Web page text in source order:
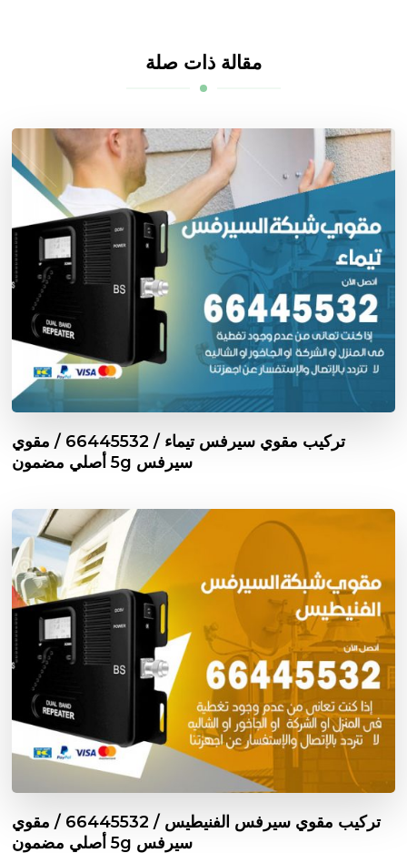
مقالة ذات صلة
تركيب مقوي سيرفس تيماء / 66445532 / مقوي
سيرفس 5g أصلي مضمون
تركيب مقوي سيرفس الفنيطيس / 66445532 / مقوي
سيرفس 5g أصلي مضمون